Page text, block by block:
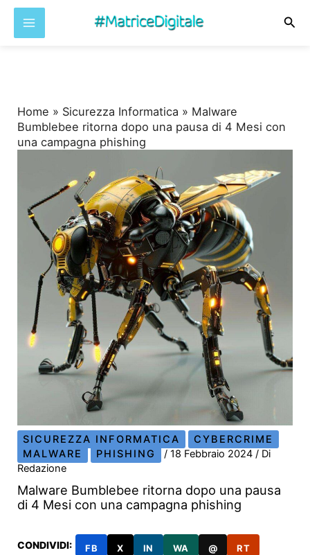
Home » Sicurezza Informatica » Malware
Bumblebee ritorna dopo una pausa di 4 Mesi con
una campagna phishing
SICUREZZA INFORMATICA
CYBERCRIME
MALWARE
PHISHING /18 Febbraio 2024/ Di
Redazione
Malware Bumblebee ritorna dopo una pausa
di 4 Mesi con una campagna phishing
CONDIVIDI: FB X IN WA @ RT